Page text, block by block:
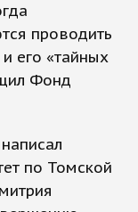
проводить
его «тайных
Фонд
по Томской